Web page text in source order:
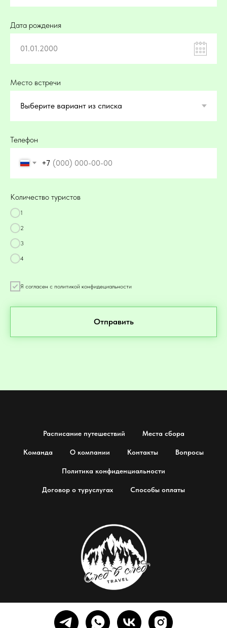
Дата рождения
01.01.2000
Место встречи
Телефон
+7
Количество туристов
1
2
3
4
Я согласен с политикой конфидециальности
Отправить
Расписание путешествий Места сбора
Команда О компании Контакты Вопросы
Политика конфиденциальности
Договор о туруслугах Способы оплаты